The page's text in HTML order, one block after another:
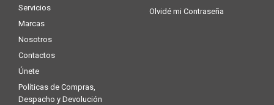
Servicios
Marcas
Nosotros
Contactos
Únete
Políticas de Compras,
Despacho y Devolución
Olvidé mi Contraseña